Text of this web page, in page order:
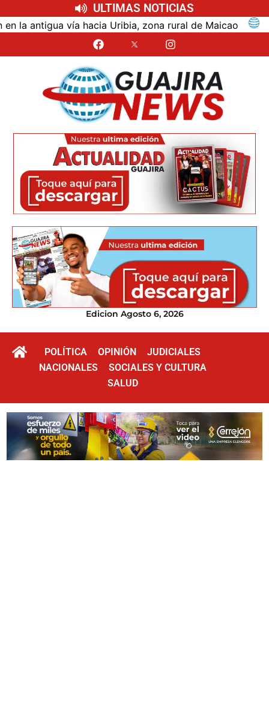
ULTIMAS NOTICIAS
antigua vía hacia Uribia, zona rural de Maicao
Edicion Agosto 6, 2026
POLÍTICA OPINIÓN
JUDICIALES
NACIONALES
SOCIALES Y CULTURA
SALUD